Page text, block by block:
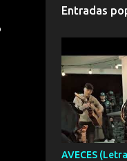
Entradas
AVECES